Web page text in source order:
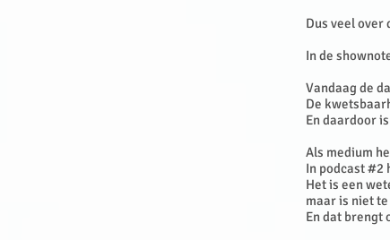
Dus veel over
In de
Vandaag de
De
En daardoor
Als medium
In podcast #2
Het is een
maar is niet
En dat brengt